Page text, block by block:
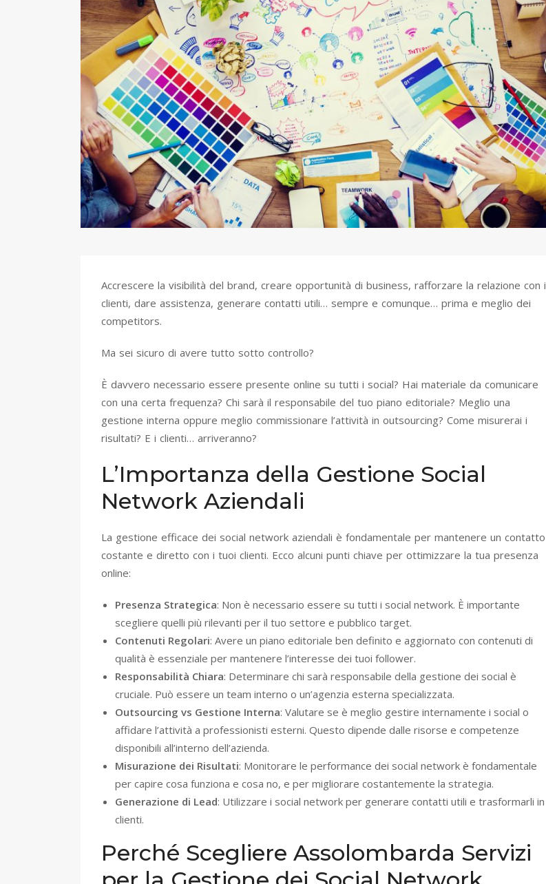
Accrescere la visibilità del brand, creare opportunità di business, rafforzare la relazione con i
clienti, dare assistenza, generare contatti utili… sempre e comunque… prima e meglio dei
competitors.
Ma sei sicuro di avere tutto sotto controllo?
È davvero necessario essere presente online su tutti i social? Hai materiale da comunicare
con una certa frequenza? Chi sarà il responsabile del tuo piano editoriale? Meglio una
gestione interna oppure meglio commissionare l’attività in outsourcing? Come misurerai i
risultati? E i clienti… arriveranno?
L’Importanza della Gestione Social
Network Aziendali
La gestione efficace dei social network aziendali è fondamentale per mantenere un contatto
costante e diretto con i tuoi clienti. Ecco alcuni punti chiave per ottimizzare la tua presenza
online:
Presenza Strategica: Non è necessario essere su tutti i social network. È importante
scegliere quelli più rilevanti per il tuo settore e pubblico target.
Contenuti Regolari: Avere un piano editoriale ben definito e aggiornato con contenuti di
qualità è essenziale per mantenere l’interesse dei tuoi follower.
Responsabilità Chiara: Determinare chi sarà responsabile della gestione dei social è
cruciale. Può essere un team interno o un’agenzia esterna specializzata.
Outsourcing vs Gestione Interna: Valutare se è meglio gestire internamente i social o
affidare l’attività a professionisti esterni. Questo dipende dalle risorse e competenze
disponibili all’interno dell’azienda.
Misurazione dei Risultati: Monitorare le performance dei social network è fondamentale
per capire cosa funziona e cosa no, e per migliorare costantemente la strategia.
Generazione di Lead: Utilizzare i social network per generare contatti utili e trasformarli in
clienti.
Perché Scegliere Assolombarda Servizi